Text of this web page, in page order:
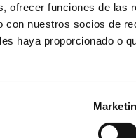
ofrecer funciones de las
con nuestros socios de
haya proporcionado o
puedes integrar
que lleven a la gente a
reservas directas. Con
fáciles directamente